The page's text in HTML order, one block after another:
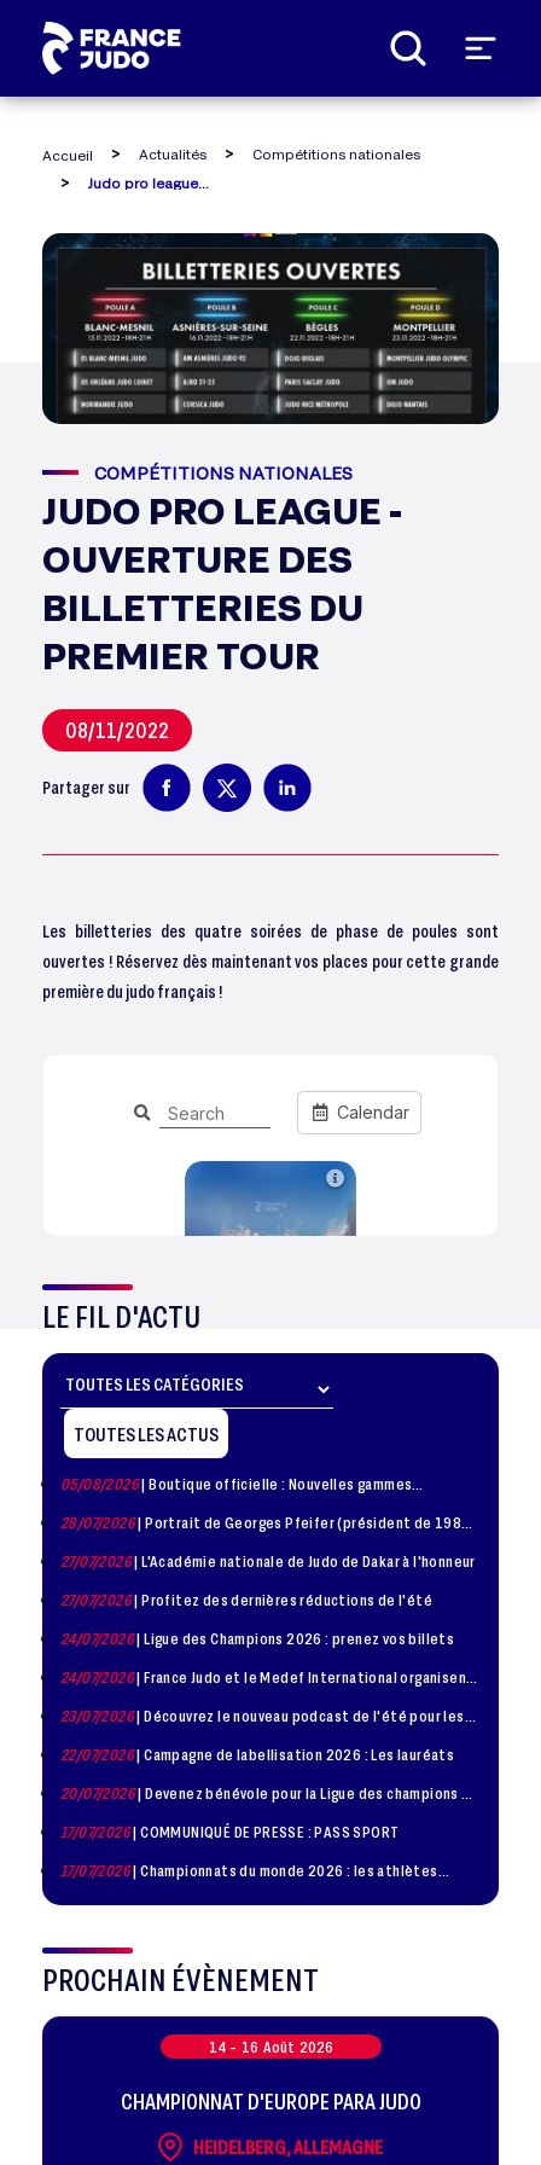
Accueil Actualités
Compétitions nationales
Judo pro league - ouverture des billetteries du premier tour
COMPÉTITIONS NATIONALES
JUDO PRO LEAGUE -
OUVERTURE DES
BILLETTERIES DU
PREMIER TOUR
08/11/2022
Partager sur
Les billetteries des quatre soirées de phase de poules sont
ouvertes ! Réservez dès maintenant vos places pour cette grande
première du judo français !
LE FIL D'ACTU
TOUTES LES ACTUS
05/08/2026| Boutique officielle : Nouvelles gammes
28/07/2026| Portrait de Georges Pfeifer (président de 1981
27/07/2026| L'Académie nationale de Judo de Dakar à l'honneur
27/07/2026| Profitez des dernières réductions de l'été
24/07/2026| Ligue des Champions 2026 : prenez vos billets
24/07/2026| France Judo et le Medef International organisent
23/07/2026| Découvrez le nouveau podcast de l'été pour les
22/07/2026| Campagne de labellisation 2026 : Les lauréats
20/07/2026| Devenez bénévole pour la Ligue des champions de
17/07/2026| COMMUNIQUÉ DE PRESSE : PASS SPORT
17/07/2026| Championnats du monde 2026 : les athlètes
PROCHAIN ÉVÈNEMENT
14 - 16 Août 2026
CHAMPIONNAT D'EUROPE PARA JUDO
HEIDELBERG, ALLEMAGNE